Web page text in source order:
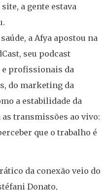
a gente estava
a Afya apostou na
seu podcast
e profissionais da
do marketing da
a estabilidade da
transmissões ao vivo:
que o trabalho é
da conexão veio do
Donato,